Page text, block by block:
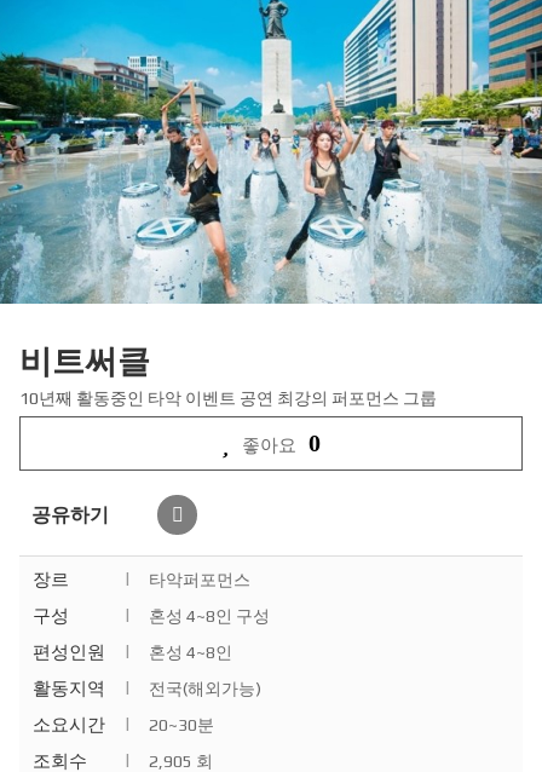
비트써클
10년째 활동중인 타악 이벤트 공연 최강의 퍼포먼스 그룹
좋아요 0
공유하기
장르 | 타악퍼포먼스
구성 | 혼성 4~8인 구성
편성인원 | 혼성 4~8인
활동지역 | 전국(해외가능)
소요시간 | 20~30분
조회수 | 2,905 회